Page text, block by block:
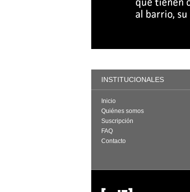
INSTITUCIONALES
Inicio
Quiénes somos
Suscripción
FAQ
Contacto